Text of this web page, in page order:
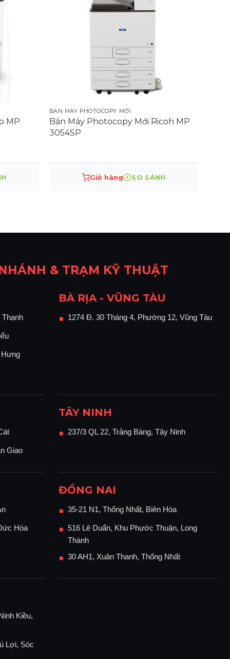
MP
BÁN MÁY PHOTOCOPY MỚI
Bán Máy Photocopy Mới Ricoh MP
3054SP
Giỏ hàng SO SÁNH
& TRẠM KỸ THUẬT
Hưng
BÀ RỊA - VŨNG TÀU
● 1274 Đ. 30 Tháng 4, Phường 12, Vũng Tàu
Giao
TÂY NINH
● 237/3 QL 22, Trảng Bàng, Tây Ninh
Hòa
ĐỒNG NAI
● 35-21 N1, Thống Nhất, Biên Hòa
● 516 Lê Duẩn, Khu Phước Thuận, Long
Thành
● 30 AH1, Xuân Thanh, Thống Nhất
Kiều,
Lợi, Sóc